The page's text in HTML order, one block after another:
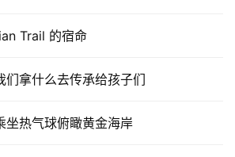
Trail 的宿命
拿什么去传承给孩子们
热气球俯瞰黄金海岸